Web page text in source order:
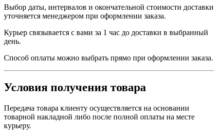
Выбор даты, интервалов и окончательной стоимости доставки
уточняется менеджером при оформлении заказа.
Курьер связывается с вами за 1 час до доставки в выбранный
день.
Способ оплаты можно выбрать прямо при оформлении заказа.
Условия получения товара
Передача товара клиенту осуществляется на основании
товарной накладной либо после полной оплаты на месте
курьеру.